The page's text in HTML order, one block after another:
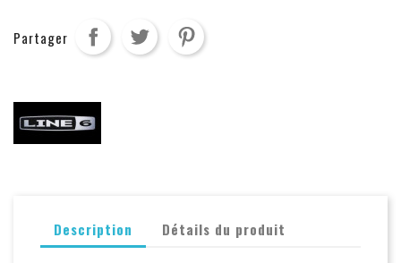
Partager
Description Détails du produit